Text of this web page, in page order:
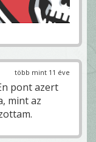
több mint 11 éve
pont azert
mint az